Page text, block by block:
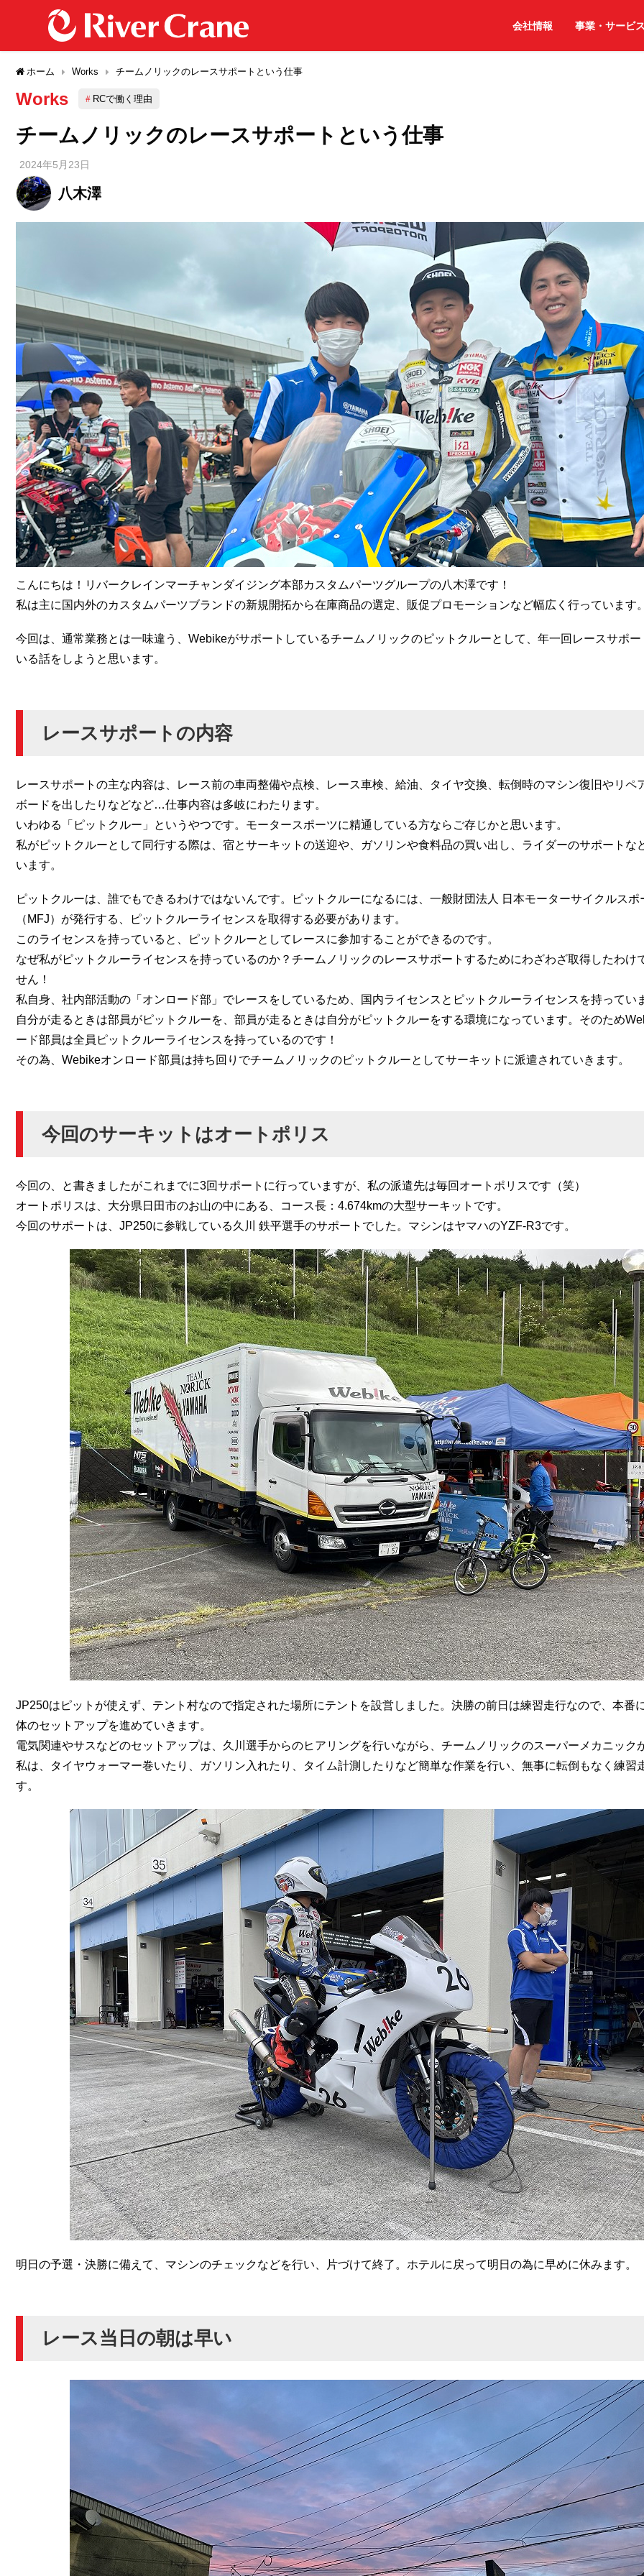
会社情報 事業・サービ
ホーム Works チームノリックのレースサポートという仕事
Works RCで働く理由
チームノリックのレースサポートという仕事
2024年5月23日
八木澤
こんにちは！リバークレインマーチャンダイジング本部カスタムパーツグループの八木澤です！
私は主に国内外のカスタムパーツブランドの新規開拓から在庫商品の選定、販促プロモーションなど幅広く行っています。
今回は、通常業務とは一味違う、Webikeがサポートしているチームノリックのピットクルーとして、年一回レースサポー
いる話をしようと思います。
レースサポートの内容
レースサポートの主な内容は、レース前の車両整備や点検、レース車検、給油、タイヤ交換、転倒時のマシン復旧やリペ
ボードを出したりなどなど…仕事内容は多岐にわたります。
いわゆる「ピットクルー」というやつです。モータースポーツに精通している方ならご存じかと思います。
私がピットクルーとして同行する際は、宿とサーキットの送迎や、ガソリンや食料品の買い出し、ライダーのサポートな
います。
ピットクルーは、誰でもできるわけではないんです。ピットクルーになるには、一般財団法人 日本モーターサイクルスポ
（MFJ）が発行する、ピットクルーライセンスを取得する必要があります。
このライセンスを持っていると、ピットクルーとしてレースに参加することができるのです。
なぜ私がピットクルーライセンスを持っているのか？チームノリックのレースサポートするためにわざわざ取得したわけ
せん！
私自身、社内部活動の「オンロード部」でレースをしているため、国内ライセンスとピットクルーライセンスを持ってい
自分が走るときは部員がピットクルーを、部員が走るときは自分がピットクルーをする環境になっています。そのため
ード部員は全員ピットクルーライセンスを持っているのです！
その為、Webikeオンロード部員は持ち回りでチームノリックのピットクルーとしてサーキットに派遣されていきます。
今回のサーキットはオートポリス
今回の、と書きましたがこれまでに3回サポートに行っていますが、私の派遣先は毎回オートポリスです（笑）
オートポリスは、大分県日田市のお山の中にある、コース長：4.674kmの大型サーキットです。
今回のサポートは、JP250に参戦している久川 鉄平選手のサポートでした。マシンはヤマハのYZF-R3です。
JP250はピットが使えず、テント村なので指定された場所にテントを設営しました。決勝の前日は練習走行なので、本番
体のセットアップを進めていきます。
電気関連やサスなどのセットアップは、久川選手からのヒアリングを行いながら、チームノリックのスーパーメカニック
私は、タイヤウォーマー巻いたり、ガソリン入れたり、タイム計測したりなど簡単な作業を行い、無事に転倒もなく練習
す。
明日の予選・決勝に備えて、マシンのチェックなどを行い、片づけて終了。ホテルに戻って明日の為に早めに休みます。
レース当日の朝は早い